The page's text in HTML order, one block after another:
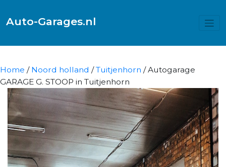
Auto-Garages.nl
Home / Noord holland /Tuitjenhorn / Autogarage
GARAGE G. STOOP in Tuitjenhorn